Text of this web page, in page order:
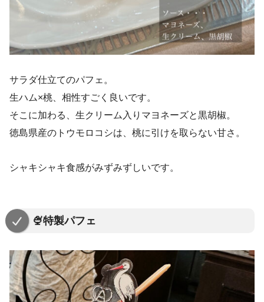
サラダ仕立てのパフェ。
生ハム×桃、相性すごく良いです。
そこに加わる、生クリーム入りマヨネーズと黒胡椒。
徳島県産のトウモロコシは、桃に引けを取らない甘さ。
シャキシャキ食感がみずみずしいです。
🍨特製パフェ